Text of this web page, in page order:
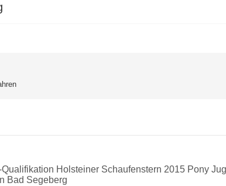
Holsteiner Schaufenstern 2015 Pony
Bad Segeberg